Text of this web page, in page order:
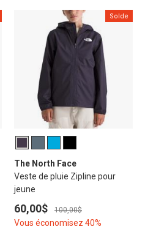
Solde
The North Face
Veste de pluie Zipline pour
jeune
60,00$ 100,00$
Vous économisez 40%